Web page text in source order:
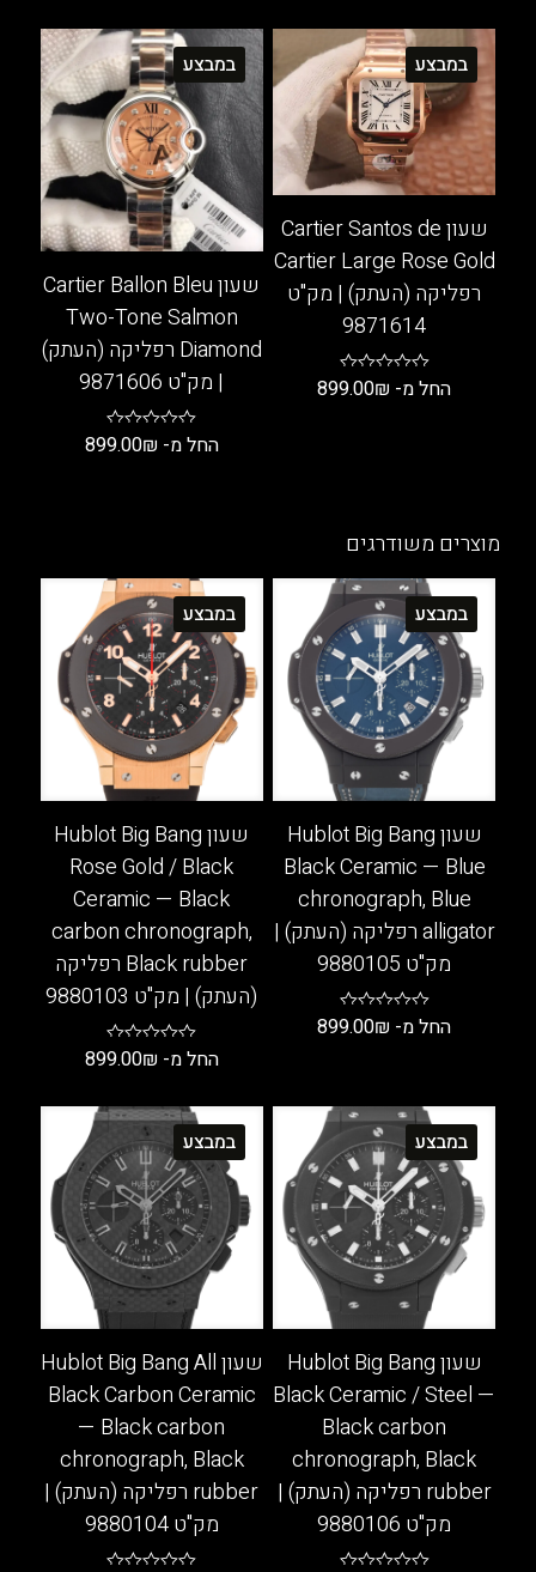
זה
יש
מספר
סוגים.
ניתן
לבחור
את
האפשרויות
בעמוד
המוצר
זה
יש
מספר
סוגים.
ניתן
לבחור
את
האפשרויות
בעמוד
המוצר
במבצע
שעון Cartier Santos de
Cartier Large Rose Gold
רפליקה (העתק) | מק"ט
9871614
החל מ- 899.00₪
סוגים.
לבחור
את
האפשרויות
בעמוד
המוצר
במבצע
שעון Cartier Ballon Bleu
Two-Tone Salmon
Diamond רפליקה (העתק)
| מק"ט 9871606
החל מ- 899.00₪
סוגים.
ניתן
לבחור
את
האפשרויות
בעמוד
המוצר
מוצרים משודרגים
במבצע
שעון Hublot Big Bang
Black Ceramic — Blue
chronograph, Blue
alligator רפליקה (העתק) |
מק"ט 9880105
החל מ- 899.00₪
יש
מספר
סוגים.
ניתן
לבחור
את
האפשרויות
בעמוד
המוצר
במבצע
שעון Hublot Big Bang
Rose Gold / Black
Ceramic — Black
carbon chronograph,
Black rubber רפליקה
(העתק) | מק"ט 9880103
החל מ- 899.00₪
זה
יש
מספר
סוגים.
ניתן
לבחור
את
האפשרויות
בעמוד
המוצר
במבצע
שעון Hublot Big Bang
Black Ceramic / Steel —
Black carbon
chronograph, Black
rubber רפליקה (העתק) |
מק"ט 9880106
במבצע
שעון Hublot Big Bang All
Black Carbon Ceramic
— Black carbon
chronograph, Black
rubber רפליקה (העתק) |
מק"ט 9880104